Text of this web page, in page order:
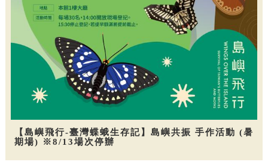
【島嶼飛行-臺灣蝶蛾生存記】島嶼共振 手作活動 (暑
期場) ※8/13場次停辦